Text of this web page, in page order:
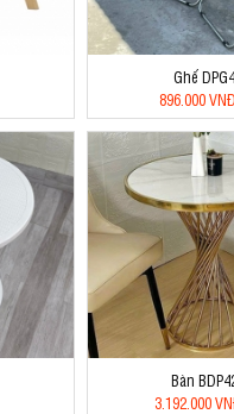
Ghế DPG4
896.000 VNĐ
Bàn
3.192.000